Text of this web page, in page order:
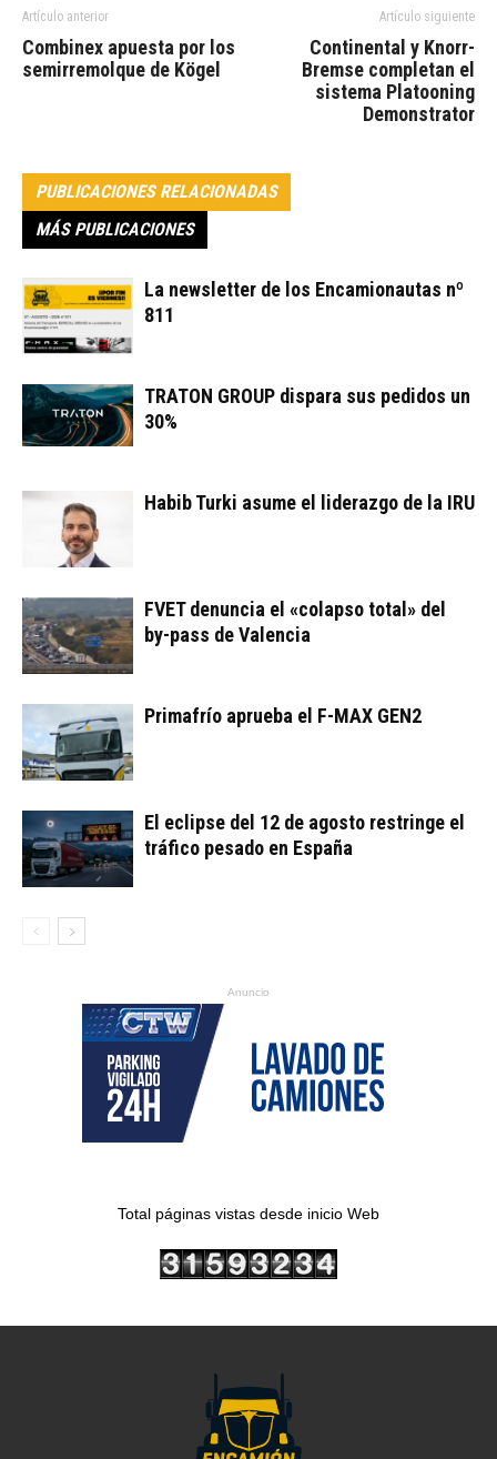
Artículo anterior
Combinex apuesta por los
semirremolque de Kögel
Artículo siguiente
Continental y Knorr-
Bremse completan el
sistema Platooning
Demonstrator
PUBLICACIONES RELACIONADAS
MÁS PUBLICACIONES
La newsletter de los Encamionautas nº
811
TRATON GROUP dispara sus pedidos un
30%
Habib Turki asume el liderazgo de la IRU
FVET denuncia el «colapso total» del
by-pass de Valencia
Primafrío aprueba el F-MAX GEN2
El eclipse del 12 de agosto restringe el
tráfico pesado en España
Anuncio
Total páginas vistas desde inicio Web